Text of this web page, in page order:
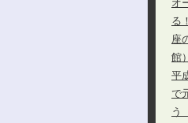
オ
る
座
館
平
で
う